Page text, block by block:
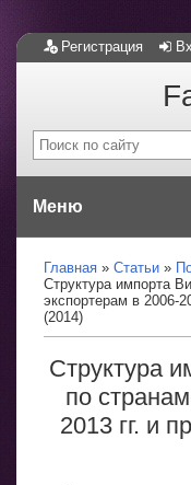
Регистрация
Меню
Главная Статьи
Структура импорта
экспортерам в 2006-
(2014)
Структура
по
2013 гг. и